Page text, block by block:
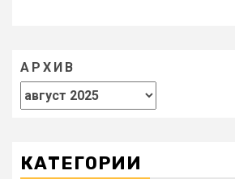
АРХИВ
КАТЕГОРИИ